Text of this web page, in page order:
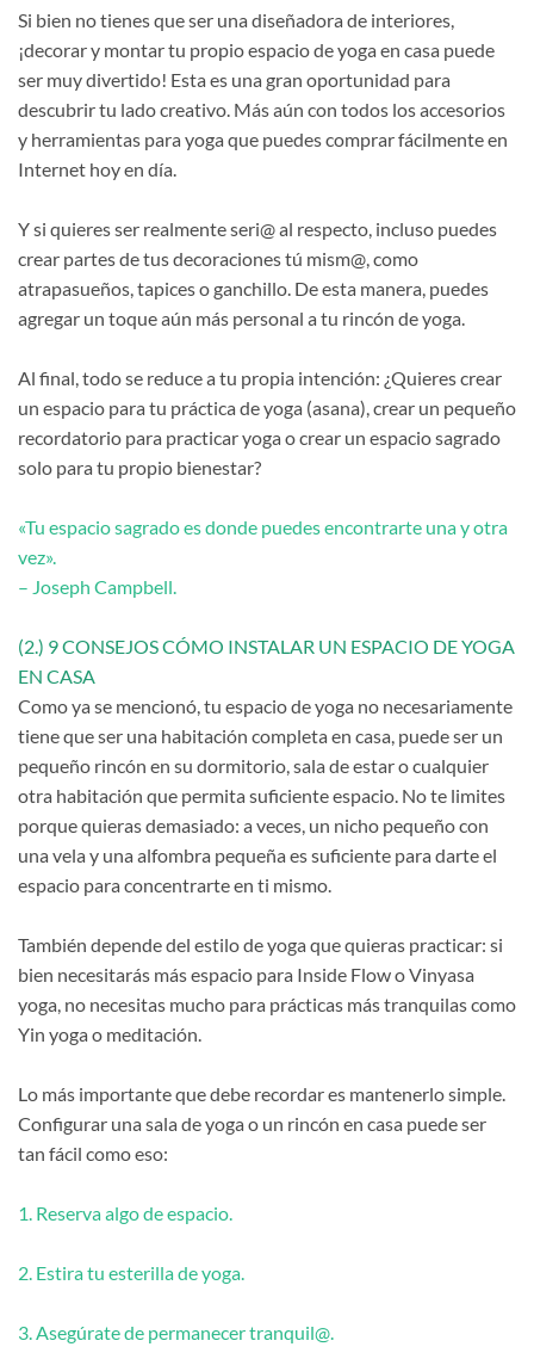
Si bien no tienes que ser una diseñadora de interiores,
¡decorar y montar tu propio espacio de yoga en casa puede
ser muy divertido! Esta es una gran oportunidad para
descubrir tu lado creativo. Más aún con todos los accesorios
y herramientas para yoga que puedes comprar fácilmente en
Internet hoy en día.
Y si quieres ser realmente seri@ al respecto, incluso puedes
crear partes de tus decoraciones tú mism@, como
atrapasueños, tapices o ganchillo. De esta manera, puedes
agregar un toque aún más personal a tu rincón de yoga.
Al final, todo se reduce a tu propia intención: ¿Quieres crear
un espacio para tu práctica de yoga (asana), crear un pequeño
recordatorio para practicar yoga o crear un espacio sagrado
solo para tu propio bienestar?
«Tu espacio sagrado es donde puedes encontrarte una y otra
vez».
– Joseph Campbell.
(2.) 9 CONSEJOS CÓMO INSTALAR UN ESPACIO DE YOGA
EN CASA
Como ya se mencionó, tu espacio de yoga no necesariamente
tiene que ser una habitación completa en casa, puede ser un
pequeño rincón en su dormitorio, sala de estar o cualquier
otra habitación que permita suficiente espacio. No te limites
porque quieras demasiado: a veces, un nicho pequeño con
una vela y una alfombra pequeña es suficiente para darte el
espacio para concentrarte en ti mismo.
También depende del estilo de yoga que quieras practicar: si
bien necesitarás más espacio para Inside Flow o Vinyasa
yoga, no necesitas mucho para prácticas más tranquilas como
Yin yoga o meditación.
Lo más importante que debe recordar es mantenerlo simple.
Configurar una sala de yoga o un rincón en casa puede ser
tan fácil como eso:
1. Reserva algo de espacio.
2. Estira tu esterilla de yoga.
3. Asegúrate de permanecer tranquil@.